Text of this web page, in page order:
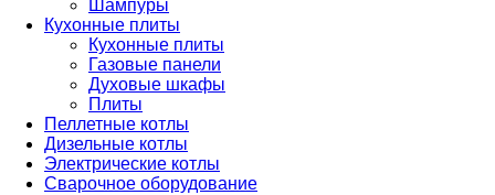
Шампуры
Кухонные плиты
Кухонные плиты
Газовые панели
Духовые шкафы
Плиты
Пеллетные котлы
Дизельные котлы
Электрические котлы
Сварочное оборудование